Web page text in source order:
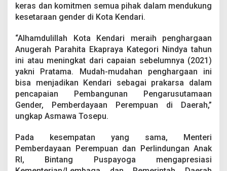
a
r
a
a
A
P
E
D
a
P
P
keras dan komitmen semua pihak dalam mendukung
kesetaraan gender di Kota Kendari.
“Alhamdulillah Kota Kendari meraih penghargaan
Anugerah Parahita Ekapraya Kategori Nindya tahun
ini atau meningkat dari capaian sebelumnya (2021)
yakni Pratama. Mudah-mudahan penghargaan ini
bisa menjadikan Kendari sebagai prakarsa dalam
pencapaian Pembangunan Pengarusutamaan
Gender, Pemberdayaan Perempuan di Daerah,”
ungkap Asmawa Tosepu.
Pada kesempatan yang sama, Menteri
Pemberdayaan Perempuan dan Perlindungan Anak
RI, Bintang Puspayoga mengapresiasi